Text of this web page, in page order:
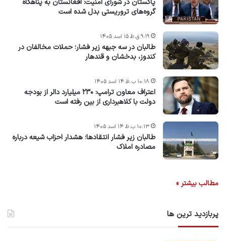
گروه‌های تروریستی بدل شده است
طالبان در سه جبهه زیر فشار؛ حملات مخالفان در
کندوز، بدخشان و قندهار
۹:۱۹ ق.ظ ۱۵ اسد ۱۴۰۵
اعتراف معاون ترامپ: ۲۳۰ میلیارد دالر از بودجه
دولت با کلاهبرداری از بین رفته است
۱۰:۱۸ ب.ظ ۱۴ اسد ۱۴۰۵
طالبان زیر فشار انتقادها؛ هشدار احزاب شیعه درباره
مصادره‌ املاک
۱۰:۱۳ ب.ظ ۱۴ اسد ۱۴۰۵
مطالب بیشتر »
پربازدید ترین ها